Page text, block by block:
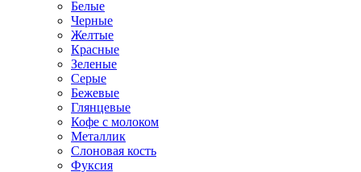
Белые
Черные
Желтые
Красные
Зеленые
Серые
Бежевые
Глянцевые
Кофе с молоком
Металлик
Слоновая кость
Фуксия